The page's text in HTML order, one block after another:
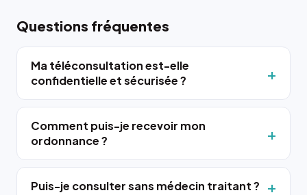
Questions fréquentes
Ma téléconsultation est-elle
confidentielle et sécurisée ?
Comment puis-je recevoir mon
ordonnance ?
Puis-je consulter sans médecin traitant ?